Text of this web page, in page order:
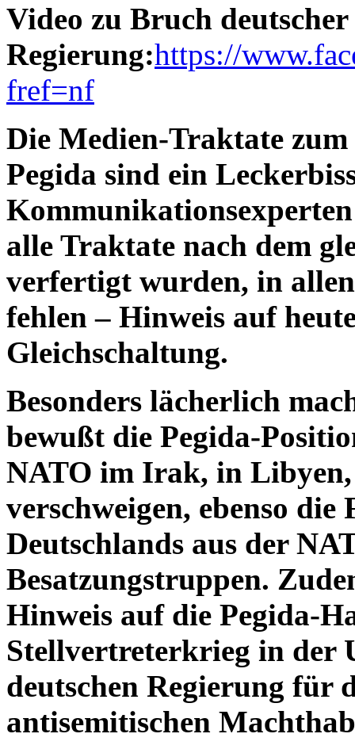
Video zu Bruch
Regierung:https://
fref=nf
Die Medien-Traktate
Pegida sind ein
alle Traktate nach dem
verfertigt wurden, in
fehlen – Hinweis auf
Gleichschaltung.
Besonders lächerlich
bewußt die Pegida-
NATO im Irak, in
verschweigen, ebenso
Deutschlands aus der
Besatzungstruppen.
Hinweis auf die Pegida-
Stellvertreterkrieg in der
deutschen Regierung für
antisemitischen